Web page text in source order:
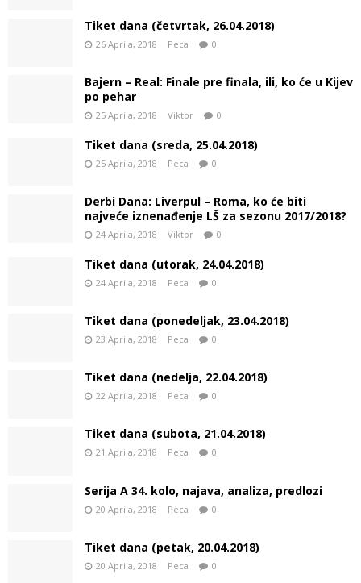
Tiket dana (četvrtak, 26.04.2018)
26 Aprila, 2018 Peca 0
Bajern – Real: Finale pre finala, ili, ko će u Kijev
po pehar
25 Aprila, 2018 Viktor 0
Tiket dana (sreda, 25.04.2018)
25 Aprila, 2018 Peca 0
Derbi Dana: Liverpul – Roma, ko će biti
najveće iznenađenje LŠ za sezonu 2017/2018?
24 Aprila, 2018 Viktor 0
Tiket dana (utorak, 24.04.2018)
24 Aprila, 2018 Peca 0
Tiket dana (ponedeljak, 23.04.2018)
23 Aprila, 2018 Peca 0
Tiket dana (nedelja, 22.04.2018)
22 Aprila, 2018 Peca 0
Tiket dana (subota, 21.04.2018)
21 Aprila, 2018 Peca 0
Serija A 34. kolo, najava, analiza, predlozi
20 Aprila, 2018 Peca 0
Tiket dana (petak, 20.04.2018)
20 Aprila, 2018 Peca 0